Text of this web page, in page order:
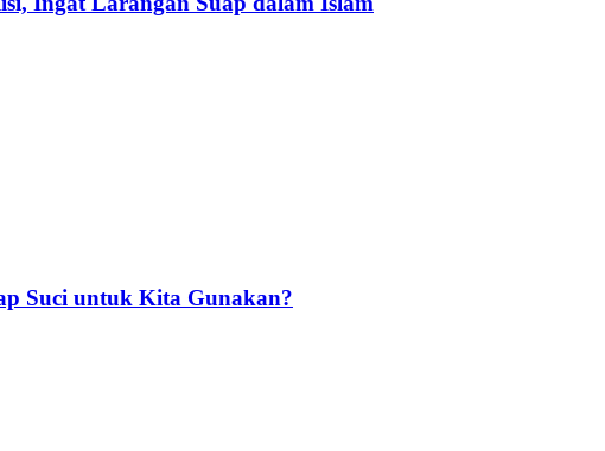
Suci untuk Kita Gunakan?